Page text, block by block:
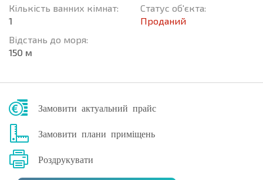
Кількість ванних кімнат:
1
Відстань до моря:
150 м
Статус об'єкта:
Проданий
Замовити актуальний прайс
Замовити плани приміщень
Роздрукувати